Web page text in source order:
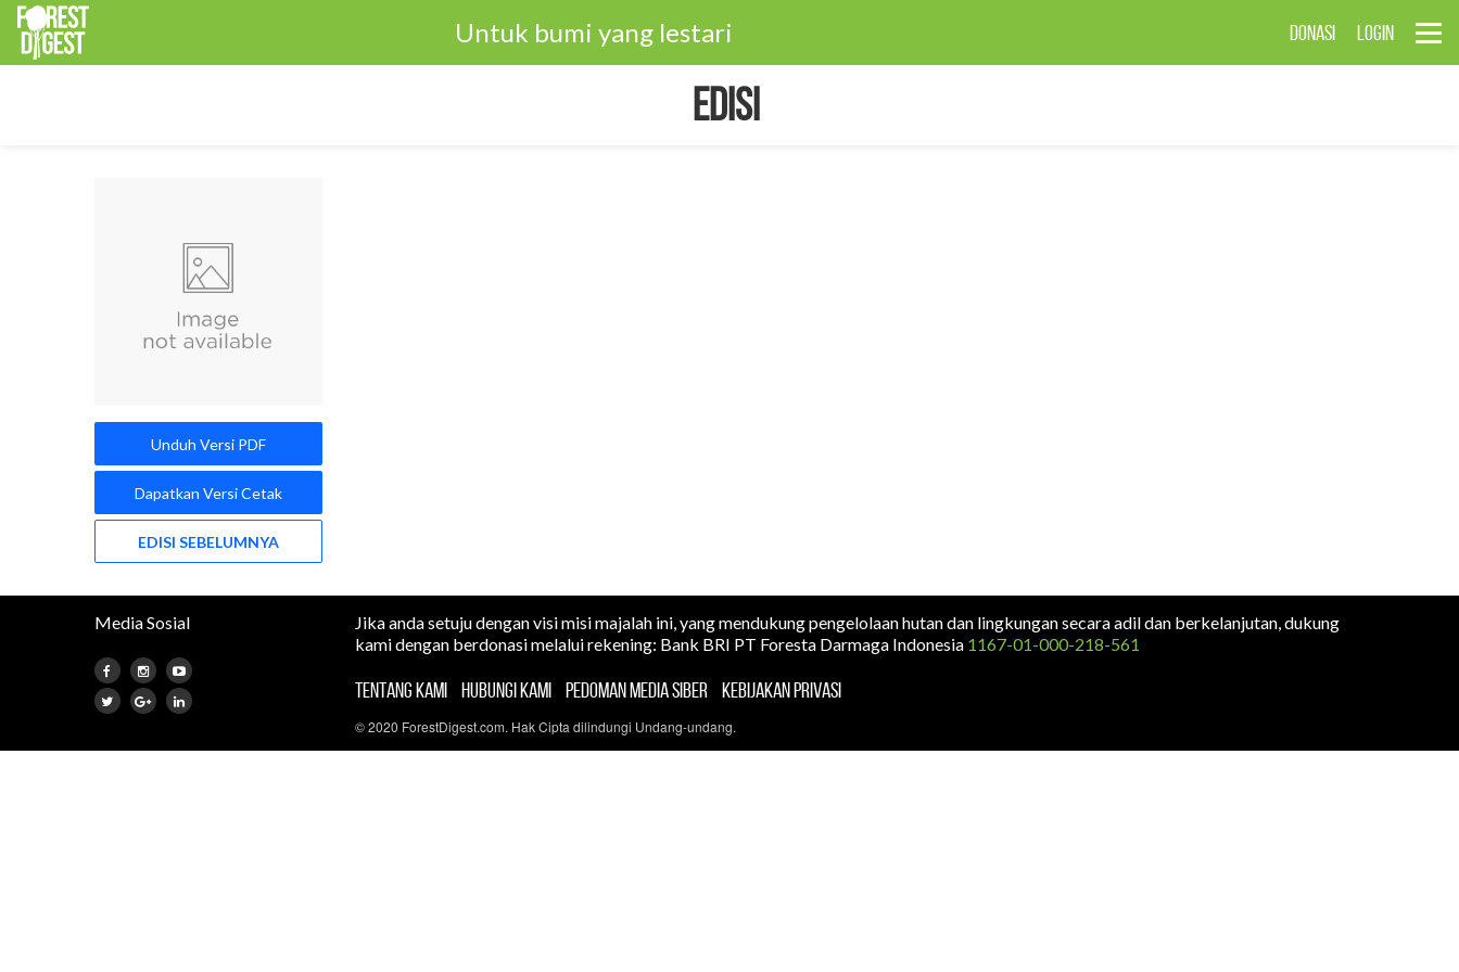
Untuk bumi yang lestari DONASI LOGIN
Edisi
Unduh Versi PDF
Dapatkan Versi Cetak
EDISI SEBELUMNYA
Media Sosial
Jika anda setuju dengan visi misi majalah ini, yang mendukung pengelolaan hutan dan lingkungan secara adil dan berkelanjutan, dukung
kami dengan berdonasi melalui rekening: Bank BRI PT Foresta Darmaga Indonesia 1167-01-000-218-561
TENTANG KAMI HUBUNGI KAMI PEDOMAN MEDIA SIBER KEBIJAKAN PRIVASI
© 2020 ForestDigest.com. Hak Cipta dilindungi Undang-undang.